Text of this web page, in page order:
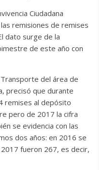
Ciudadana
remisiones de remises
dato surge de la
de este año con
del área de
precisó que durante
remises al depósito
pero de 2017 la cifra
se evidencia con las
dos años: en 2016 se
fueron 267, es decir,